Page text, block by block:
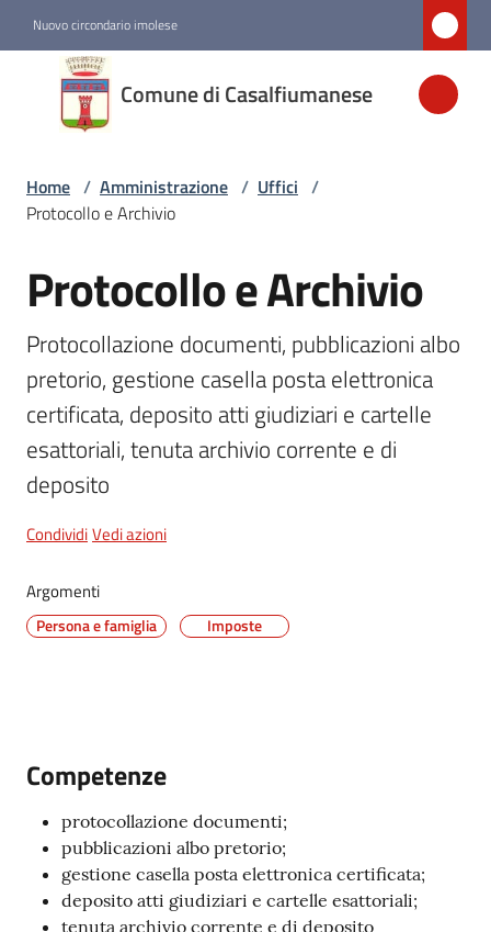
Nuovo circondario imolese
Comune di Casalfiumanese
Comune di
Casalfiumanese
Amministrazione
Menu selezionato
Novità
Servizi
Vivere
Casalfiumanese
Servizi
gli
argomenti
Home / Amministrazione / Uffici /
Protocollo e Archivio
Salta al contenuto
Protocollo e Archivio
Protocollazione documenti, pubblicazioni albo
pretorio, gestione casella posta elettronica
certificata, deposito atti giudiziari e cartelle
esattoriali, tenuta archivio corrente e di
deposito
CondividiVedi azioni
Argomenti
Persona e famiglia Imposte
Competenze
protocollazione documenti;
pubblicazioni albo pretorio;
gestione casella posta elettronica certificata;
deposito atti giudiziari e cartelle esattoriali;
tenuta archivio corrente e di deposito